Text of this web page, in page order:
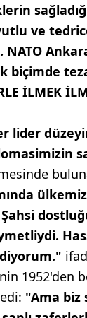
ve
NATO
biçimde
İLMEK
lider
1952'den
"Ama biz